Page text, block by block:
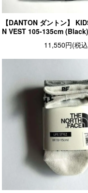
【DANTON ダントン】
N VEST 105-135cm (Black)
11,550円(税